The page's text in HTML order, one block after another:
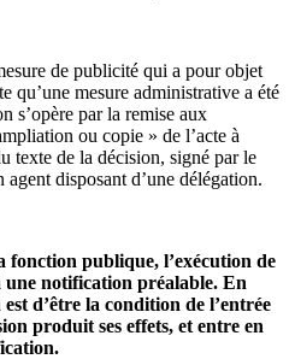
de publicité qui a pour objet
qu’une mesure administrative a été
s’opère par la remise aux
ou copie » de l’acte à
texte de la décision, signé par le
disposant d’une délégation.
publique, l’exécution de
une notification préalable. En
d’être la condition de l’entrée
produit ses effets, et entre en